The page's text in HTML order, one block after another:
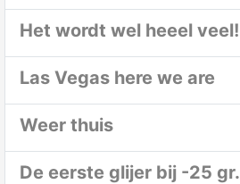
Het wordt wel heeel veel!
Las Vegas here we are
Weer thuis
De eerste glijer bij -25 gr.